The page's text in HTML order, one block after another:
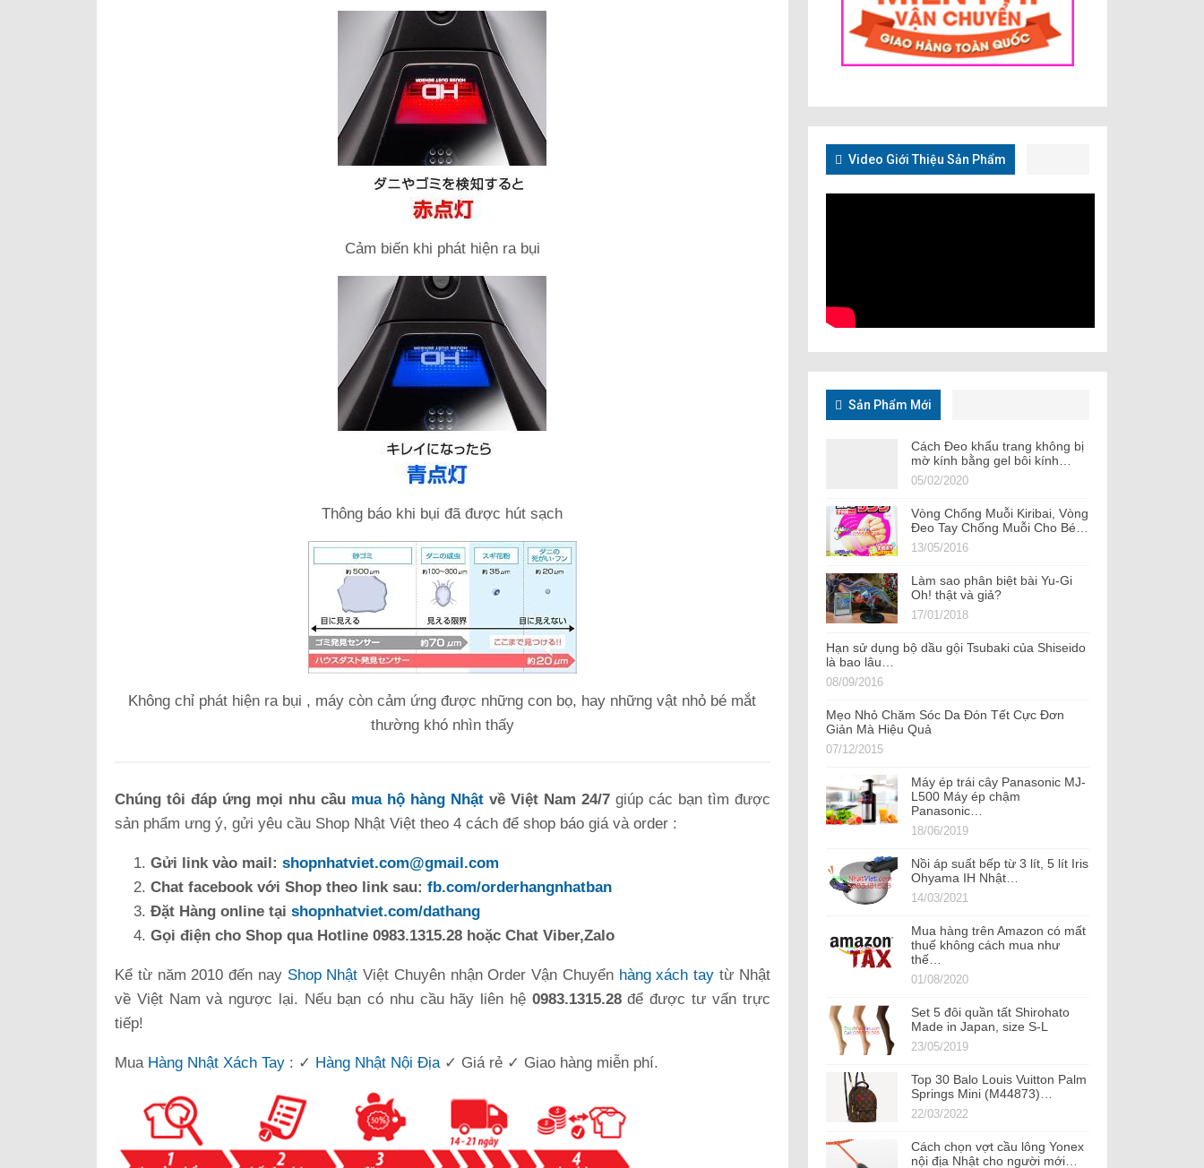
Cảm biến khi phát hiện ra bụi
Thông báo khi bụi đã được hút sạch
Không chỉ phát hiện ra bụi , máy còn cảm ứng được những con bọ, hay những vật nhỏ bé mắt
thường khó nhìn thấy
Chúng tôi đáp ứng mọi nhu cầu mua hộ hàng Nhậtvề Việt Nam 24/7giúp các bạn tìm được
sản phẩm ưng ý, gửi yêu cầu Shop Nhật Việt theo 4 cách để shop báo giá và order :
Gửi link vào mail: shopnhatviet.com@gmail.com
Chat facebook với Shop theo link sau: fb.com/orderhangnhatban
Đặt Hàng online tại shopnhatviet.com/dathang
Gọi điện cho Shop qua Hotline 0983.1315.28 hoặc Chat Viber,Zalo
Kể từ năm 2010 đến nay Shop Nhật Việt Chuyên nhận Order Vận Chuyển hàng xách tay từ Nhật
về Việt Nam và ngược lại. Nếu bạn có nhu cầu hãy liên hệ 0983.1315.28để được tư vấn trực
tiếp!
Mua Hàng Nhật Xách Tay : ✓ Hàng Nhật Nội Địa✓ Giá rẻ ✓ Giao hàng miễn phí.
Video Giới Thiệu Sản Phẩm
Sản Phẩm Mới
Cách Đeo khẩu trang không bị
mờ kính bằng gel bôi kính…
05/02/2020
Vòng Chống Muỗi Kiribai, Vòng
Đeo Tay Chống Muỗi Cho Bé…
13/05/2016
Làm sao phân biệt bài Yu-Gi
Oh! thật và giả?
17/01/2018
Hạn sử dụng bộ dầu gội Tsubaki của Shiseido
là bao lâu…
08/09/2016
Mẹo Nhỏ Chăm Sóc Da Đón Tết Cực Đơn
Giản Mà Hiệu Quả
07/12/2015
Máy ép trái cây Panasonic MJ-
L500 Máy ép chậm
Panasonic…
18/06/2019
Nồi áp suất bếp từ 3 lít, 5 lít Iris
Ohyama IH Nhật…
14/03/2021
Mua hàng trên Amazon có mất
thuế không cách mua như
thế…
01/08/2020
Set 5 đôi quần tất Shirohato
Made in Japan, size S-L
23/05/2019
Top 30 Balo Louis Vuitton Palm
Springs Mini (M44873)…
22/03/2022
Cách chọn vợt cầu lông Yonex
nội địa Nhật cho người mới…